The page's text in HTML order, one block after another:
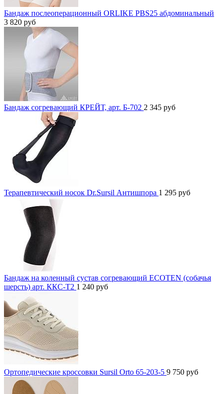
Бандаж послеоперационный ORLIKE PBS25 абдоминальный
3 820 руб
Бандаж согревающий КРЕЙТ, арт. Б-702 2 345 руб
Терапевтический носок Dr.Sursil Антишпора 1 295 руб
Бандаж на коленный сустав согревающий ECOTEN (собачья
шерсть) арт. ККС-Т2 1 240 руб
Ортопедические кроссовки Sursil Orto 65-203-5 9 750 руб